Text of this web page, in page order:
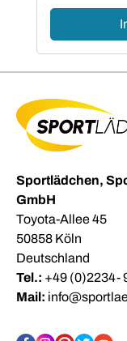
Sportlädchen,
GmbH
Toyota-Allee 45
50858 Köln
Deutschland
Tel.: +49 (0)2234-
Mail: